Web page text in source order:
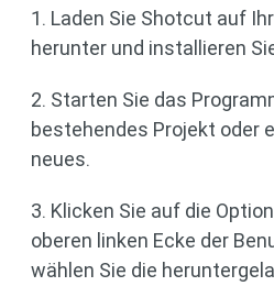
1. Laden Sie Shotcut auf
herunter und installieren
2. Starten Sie das
bestehendes Projekt oder
neues.
3. Klicken Sie auf die Option
oberen linken Ecke der
wählen Sie die